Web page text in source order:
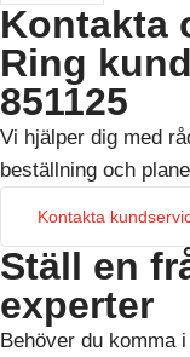
Kontakta
Ring
851125
Vi hjälper dig med
beställning och
Kontakta
Ställ en
experter
Behöver du komma